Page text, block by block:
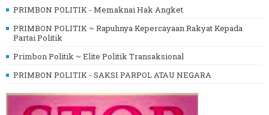
PRIMBON POLITIK - Memaknai Hak Angket
PRIMBON POLITIK ~ Rapuhnya Kepercayaan Rakyat Kepada
Partai Politik
Primbon Politik ~ Elite Politik Transaksional
PRIMBON POLITIK - SAKSI PARPOL ATAU NEGARA